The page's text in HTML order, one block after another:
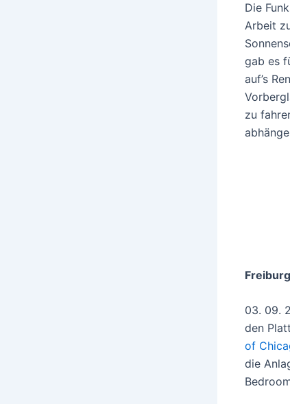
Die
Arbeit
gab es
auf’s
zu
Freiburg
03. 09.
den
of
die